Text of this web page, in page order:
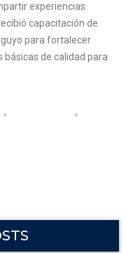
experiencias
capacitación de
para fortalecer
básicas de calidad para